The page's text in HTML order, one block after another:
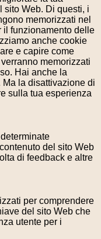
sito Web. Di questi, i
memorizzati nel
il funzionamento delle
anche cookie
e capire come
memorizzati
Hai anche la
la disattivazione di
sulla tua esperienza
del sito Web
di feedback e altre
per comprendere
del sito Web che
utente per i